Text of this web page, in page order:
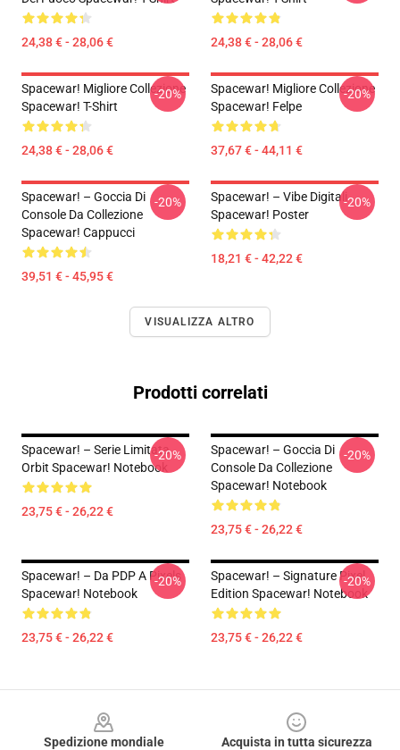
24,38 € - 28,06 € 24,38 € - 28,06 €
Spacewar! Migliore Collezione
Spacewar! T-Shirt
24,38 € - 28,06 €
-20%
Spacewar! Migliore Collezione
Spacewar! Felpe
37,67 € - 44,11 €
-20%
Spacewar! – Goccia Di
Console Da Collezione
Spacewar! Cappucci
39,51 € - 45,95 €
-20%
Spacewar! – Vibe Digitali
Spacewar! Poster
18,21 € - 42,22 €
-20%
VISUALIZZA ALTRO
Prodotti correlati
Spacewar! – Serie Limitata
Orbit Spacewar! Notebook
23,75 € - 26,22 €
-20%
Spacewar! – Goccia Di
Console Da Collezione
Spacewar! Notebook
23,75 € - 26,22 €
-20%
Spacewar! – Da PDP A Pixels
Spacewar! Notebook
23,75 € - 26,22 €
-20%
Spacewar! – Signature Pixel
Edition Spacewar! Notebook
23,75 € - 26,22 €
-20%
Spedizione mondiale
Acquista in tutta sicurezza